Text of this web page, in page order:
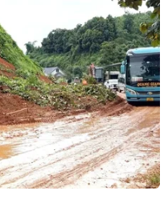
giữa
hạ
bị tấn